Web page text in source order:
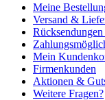
Meine
Versand &
Mein
Firmenkunden
Aktionen &
Weitere Fragen?